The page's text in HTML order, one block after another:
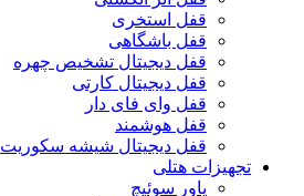
قفل استخری
قفل باشگاهی
قفل دیجیتال تشخیص چهره
قفل دیجیتال کارتی
قفل وای فای دار
قفل هوشمند
قفل دیجیتال شیشه سکوریت
تجهیزات هتلی
پاور سوئیچ